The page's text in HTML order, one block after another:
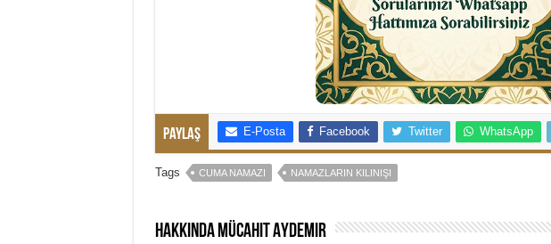
Paylaş E-Posta Facebook Twitter WhatsApp
Tags CUMA NAMAZI NAMAZLARIN KILINIŞI
Hakkında Mücahit Aydemir